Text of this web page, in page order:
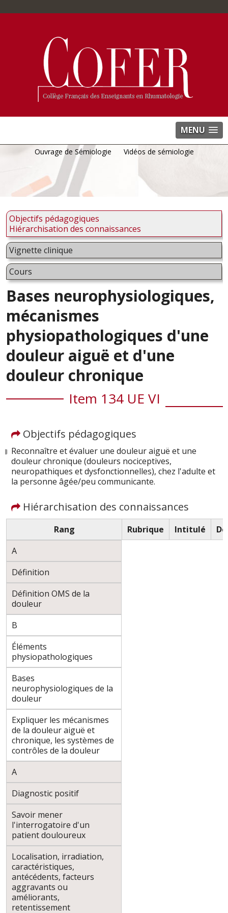
MENU
Ouvrage de Sémiologie Vidéos de sémiologie
Objectifs pédagogiques
Hiérarchisation des connaissances
Vignette clinique
Cours
Bases neurophysiologiques,
mécanismes
physiopathologiques d'une
douleur aiguë et d'une
douleur chronique
Item 134 UE VI
Objectifs pédagogiques
Reconnaître et évaluer une douleur aiguë et une
douleur chronique (douleurs nociceptives,
neuropathiques et dysfonctionnelles), chez l'adulte et
la personne âgée/peu communicante.
Hiérarchisation des connaissances
Rang Rubrique Intitulé
A
Définition
Définition OMS de la
douleur
B
Éléments
physiopathologiques
Bases
neurophysiologiques de la
douleur
Expliquer les mécanismes
de la douleur aiguë et
chronique, les systèmes de
contrôles de la douleur
A
Diagnostic positif
Savoir mener
l'interrogatoire d'un
patient douloureux
Localisation, irradiation,
caractéristiques,
antécédents, facteurs
aggravants ou
améliorants,
retentissement